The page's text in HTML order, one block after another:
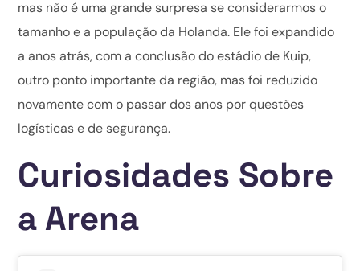
mas não é uma grande surpresa se considerarmos o
tamanho e a população da Holanda. Ele foi expandido
a anos atrás, com a conclusão do estádio de Kuip,
outro ponto importante da região, mas foi reduzido
novamente com o passar dos anos por questões
logísticas e de segurança.
Curiosidades Sobre
a Arena